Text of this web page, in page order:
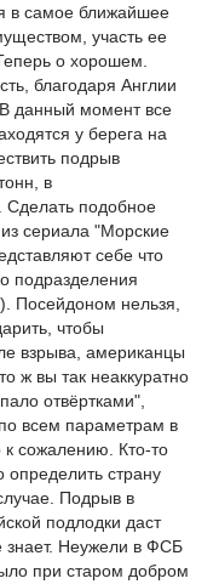
в самое ближайшее
участь ее
о хорошем.
благодаря Англии
В данный момент все
у берега на
подрыв
в
Сделать подобное
сериала "Морские
себе что
подразделения
Посейдоном нельзя,
чтобы
взрыва, американцы
ж вы так неаккуратно
отвёртками",
всем параметрам в
сожалению. Кто-то
определить страну
Подрыв в
подлодки даст
знает. Неужели в ФСБ
при старом добром